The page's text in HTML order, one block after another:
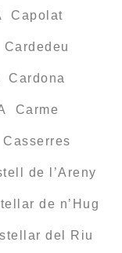
Capolat
Cardona
Carme
de l’Areny
de n’Hug
del Riu